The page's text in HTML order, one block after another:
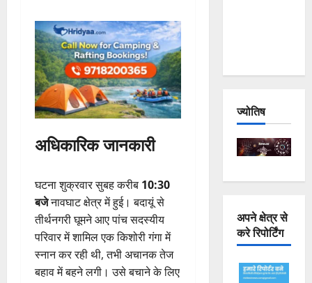
अधिकारिक जानकारी
घटना शुक्रवार सुबह करीब 10:30
बजेनावघाट क्षेत्र में हुई। बदायूं से
तीर्थनगरी घूमने आए पांच सदस्यीय
परिवार में शामिल एक किशोरी गंगा में
स्नान कर रही थी, तभी अचानक तेज
बहाव में बहने लगी। उसे बचाने के लिए
ज्योतिष
अपने क्षेत्र से
करे रिपोर्टिंग